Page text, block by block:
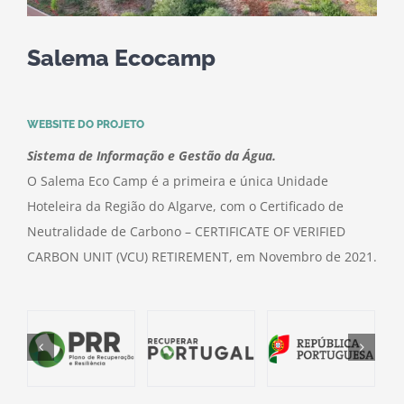
Salema Ecocamp
WEBSITE DO PROJETO
Sistema de Informação e Gestão da Água.
O Salema Eco Camp é a primeira e única Unidade
Hoteleira da Região do Algarve, com o Certificado de
Neutralidade de Carbono – CERTIFICATE OF VERIFIED
CARBON UNIT (VCU) RETIREMENT, em Novembro de 2021.